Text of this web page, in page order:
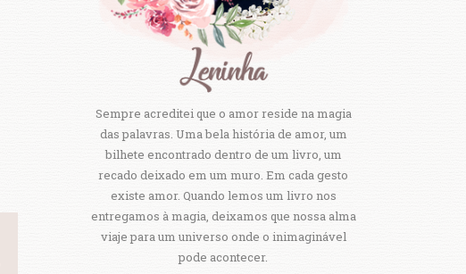
Sempre acreditei que o amor reside na magia
das palavras. Uma bela história de amor, um
bilhete encontrado dentro de um livro, um
recado deixado em um muro. Em cada gesto
existe amor. Quando lemos um livro nos
entregamos à magia, deixamos que nossa alma
viaje para um universo onde o inimaginável
pode acontecer.